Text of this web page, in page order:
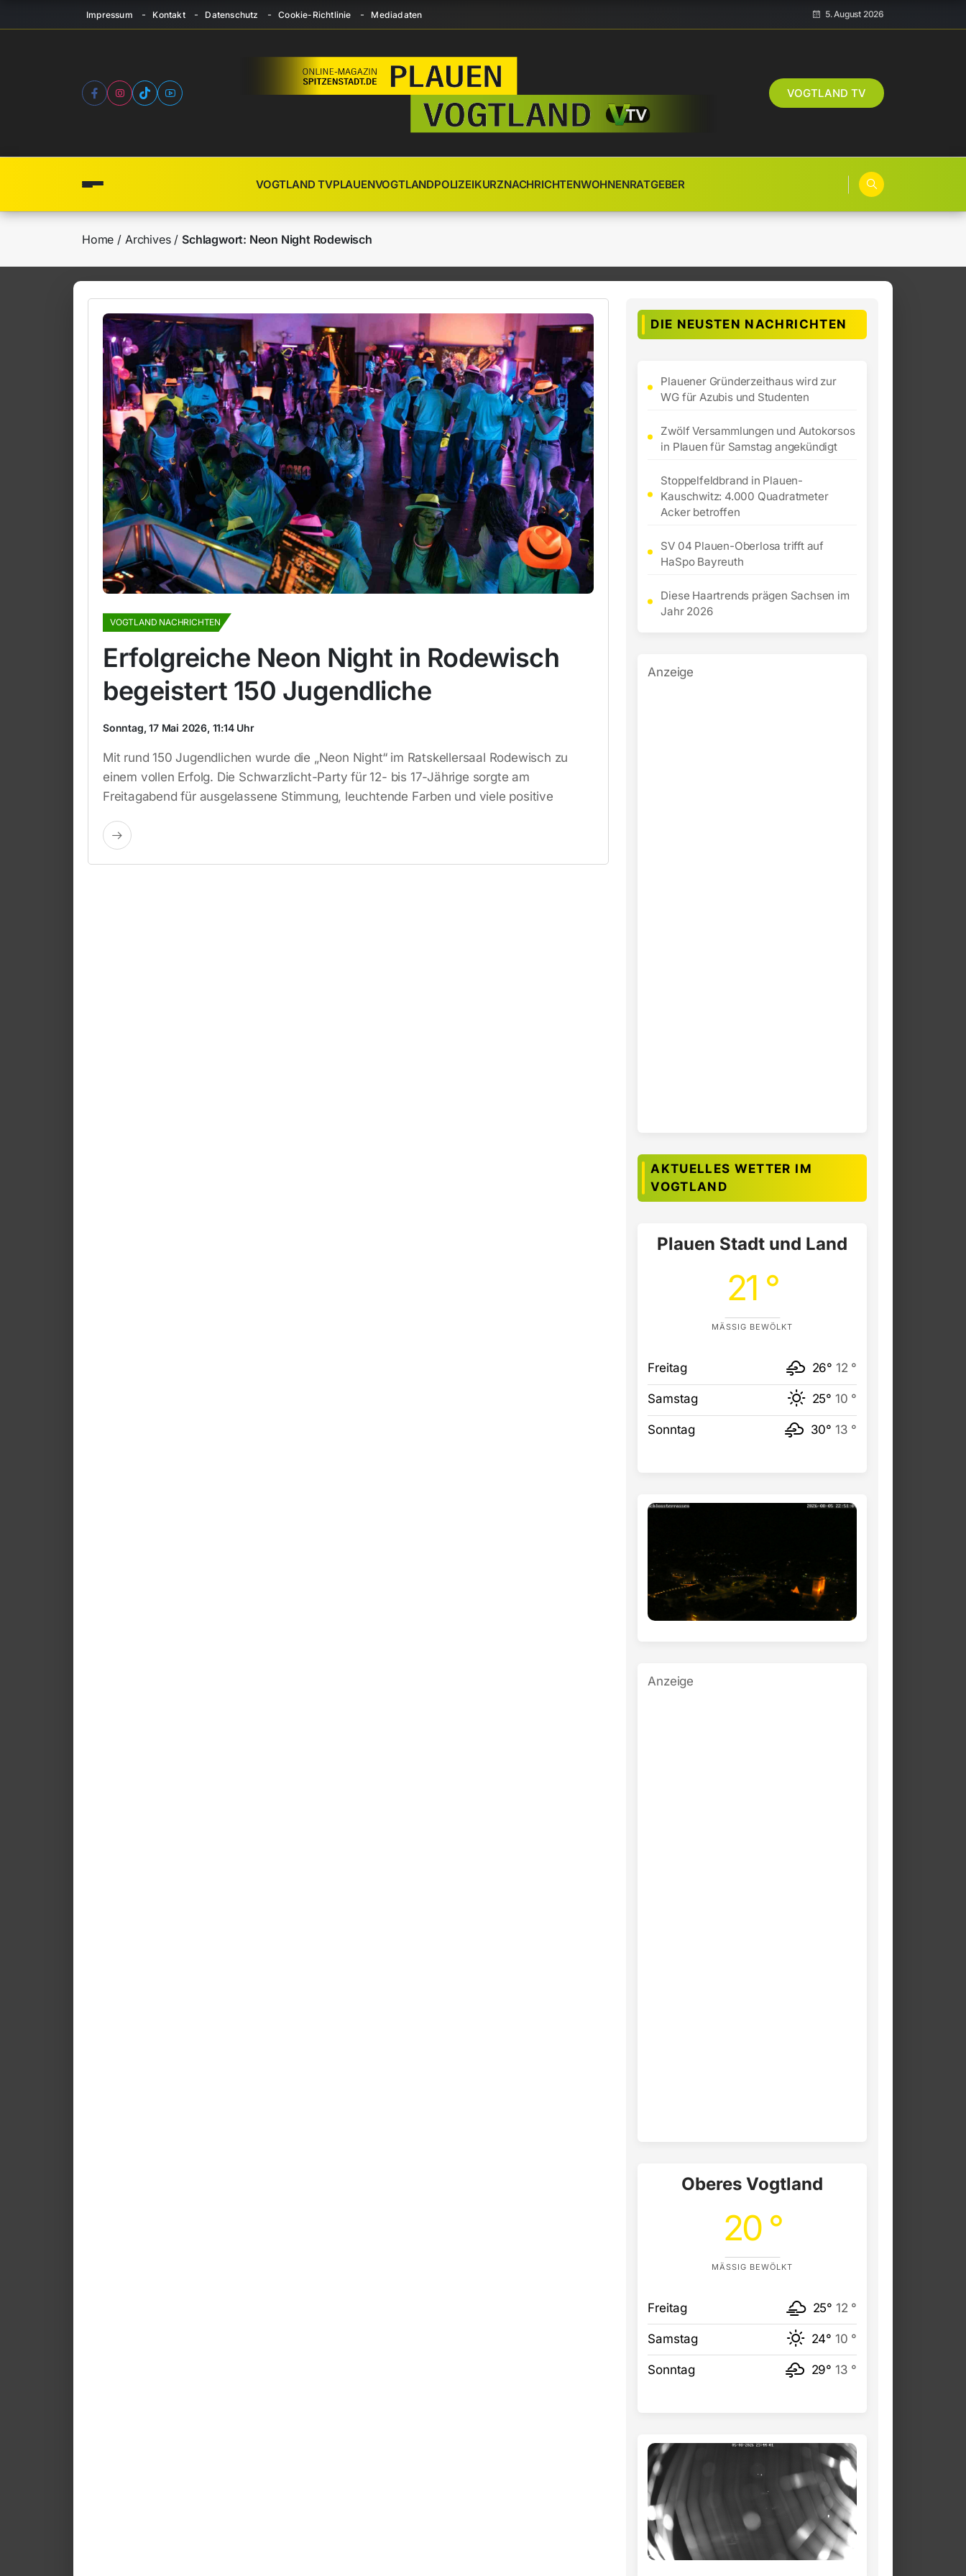
Impressum Kontakt Datenschutz Cookie-Richtlinie Mediadaten 5. August 2026
VOGTLAND TV
VOGTLAND TVPLAUENVOGTLANDPOLIZEIKURZNACHRICHTENWOHNENRATGEBER
Home Archives Schlagwort: Neon Night Rodewisch
VOGTLAND NACHRICHTEN
Erfolgreiche Neon Night in Rodewisch
begeistert 150 Jugendliche
Sonntag, 17 Mai 2026, 11:14 Uhr
Mit rund 150 Jugendlichen wurde die „Neon Night“ im Ratskellersaal Rodewisch zu
einem vollen Erfolg. Die Schwarzlicht-Party für 12- bis 17-Jährige sorgte am
Freitagabend für ausgelassene Stimmung, leuchtende Farben und viele positive
DIE NEUSTEN NACHRICHTEN
Plauener Gründerzeithaus wird zur
WG für Azubis und Studenten
Zwölf Versammlungen und Autokorsos
in Plauen für Samstag angekündigt
Stoppelfeldbrand in Plauen-
Kauschwitz: 4.000 Quadratmeter
Acker betroffen
SV 04 Plauen-Oberlosa trifft auf
HaSpo Bayreuth
Diese Haartrends prägen Sachsen im
Jahr 2026
Anzeige
AKTUELLES WETTER IM
VOGTLAND
Plauen Stadt und Land
21 °
MÄSSIG BEWÖLKT
Freitag 26° 12 °
Samstag 25° 10 °
Sonntag 30° 13 °
Anzeige
Oberes Vogtland
20 °
MÄSSIG BEWÖLKT
Freitag 25° 12 °
Samstag 24° 10 °
Sonntag 29° 13 °